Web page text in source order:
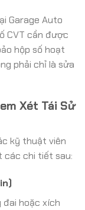
Garage Auto
CVT cần được
hộp số hoạt
phải chỉ là sửa
Xét Tái Sử
kỹ thuật viên
các chi tiết sau:
đai hoặc xích